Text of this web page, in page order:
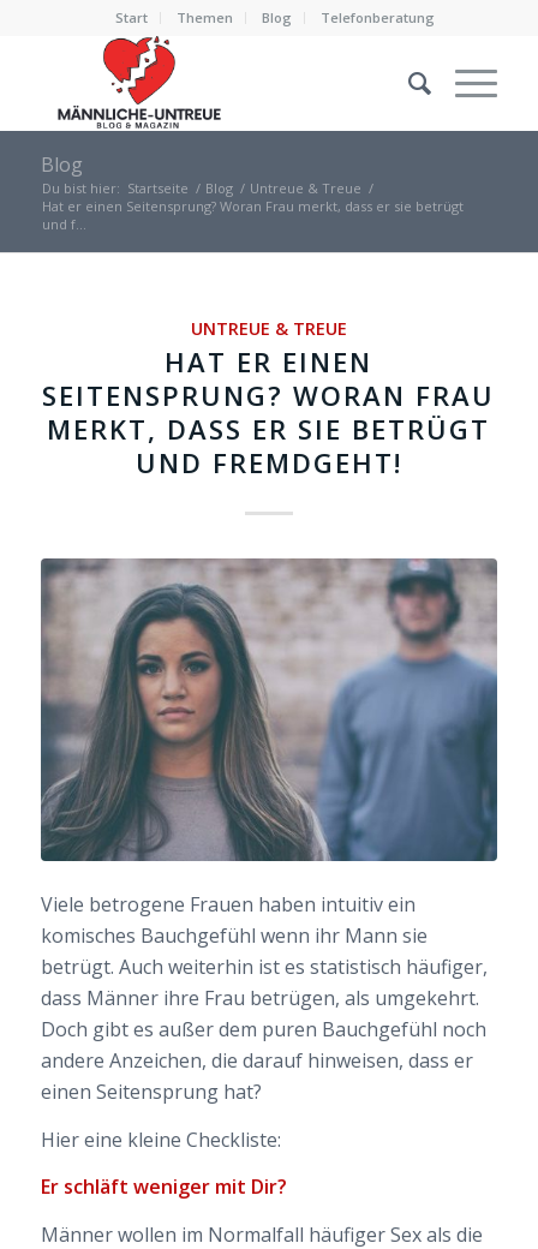
Start Themen Blog Telefonberatung
Blog
Du bist hier: Startseite / Blog / Untreue & Treue /
Hat er einen Seitensprung? Woran Frau merkt, dass er sie betrügt
und f...
UNTREUE & TREUE
HAT ER EINEN
SEITENSPRUNG? WORAN FRAU
MERKT, DASS ER SIE BETRÜGT
UND FREMDGEHT!
Viele betrogene Frauen haben intuitiv ein
komisches Bauchgefühl wenn ihr Mann sie
betrügt. Auch weiterhin ist es statistisch häufiger,
dass Männer ihre Frau betrügen, als umgekehrt.
Doch gibt es außer dem puren Bauchgefühl noch
andere Anzeichen, die darauf hinweisen, dass er
einen Seitensprung hat?
Hier eine kleine Checkliste:
Er schläft weniger mit Dir?
Männer wollen im Normalfall häufiger Sex als die